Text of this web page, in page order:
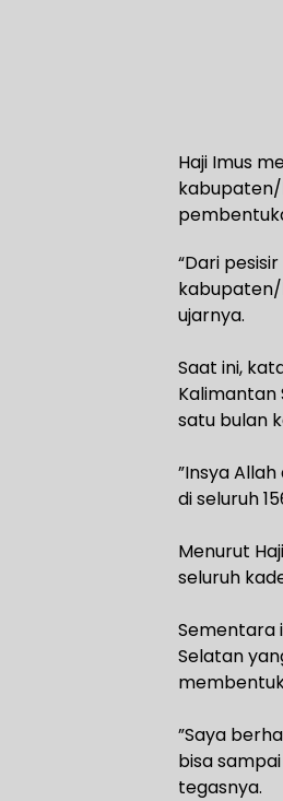
Haji Imus
kabupaten/
“Dari
kabupaten/
ujarnya.
‎Saat ini,
Kalimantan
satu bulan
‎”Insya
di seluruh
‎Menurut
seluruh
‎Sementara
Selatan
‎”Saya
bisa
tegasnya.